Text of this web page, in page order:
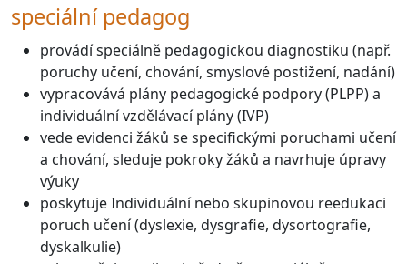
speciální pedagog
provádí speciálně pedagogickou diagnostiku (např.
poruchy učení, chování, smyslové postižení, nadání)
vypracovává plány pedagogické podpory (PLPP) a
individuální vzdělávací plány (IVP)
vede evidenci žáků se specifickými poruchami učení
a chování, sleduje pokroky žáků a navrhuje úpravy
výuky
poskytuje Individuální nebo skupinovou reedukaci
poruch učení (dyslexie, dysgrafie, dysortografie,
dyskalkulie)